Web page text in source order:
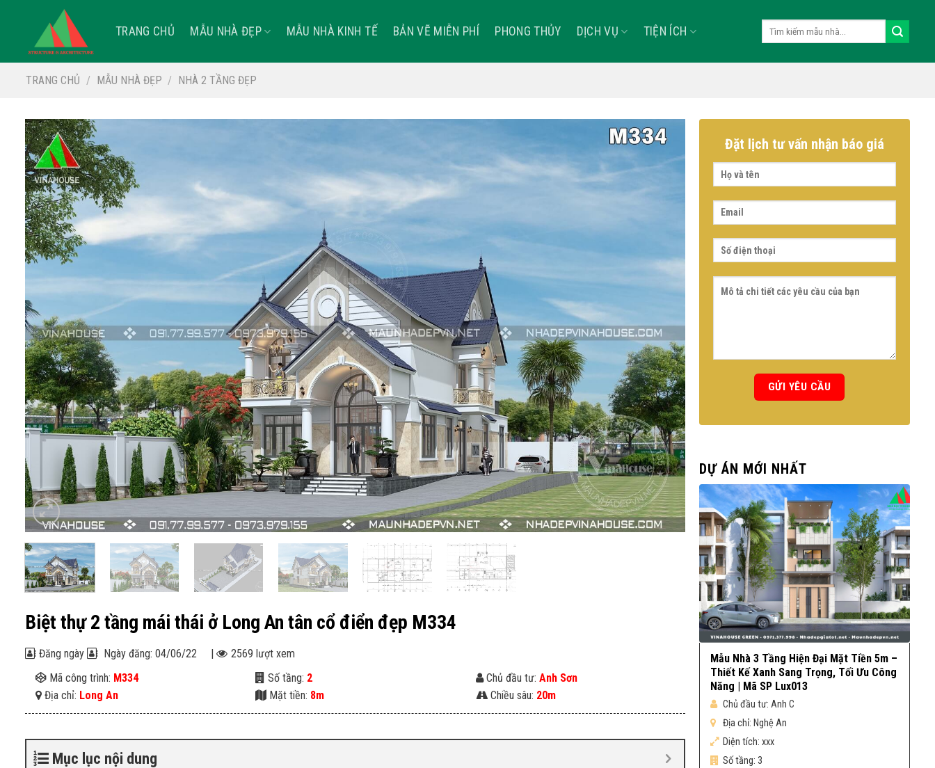
TRANG CHỦ MẪU NHÀ ĐẸP MẪU NHÀ KINH TẾ BẢN VẼ MIỄN PHÍ PHONG THỦY DỊCH VỤ TIỆN ÍCH
TRANG CHỦ / MẪU NHÀ ĐẸP / NHÀ 2 TẦNG ĐẸP
Biệt thự 2 tầng mái thái ở Long An tân cổ điển đẹp M334
Đăng ngày Ngày đăng: 04/06/22 |
2569 lượt xem
Mã công trình: M334 Số tầng: 2 Chủ đầu tư: Anh Sơn
Địa chỉ: Long An Mặt tiền: 8m Chiều sâu: 20m
Mục lục nội dung
Đặt lịch tư vấn nhận báo giá
DỰ ÁN MỚI NHẤT
Mẫu Nhà 3 Tầng Hiện Đại Mặt Tiền 5m –
Thiết Kế Xanh Sang Trọng, Tối Ưu Công
Năng | Mã SP Lux013
Chủ đầu tư: Anh C
Địa chỉ: Nghệ An
Diện tích: xxx
Số tầng: 3